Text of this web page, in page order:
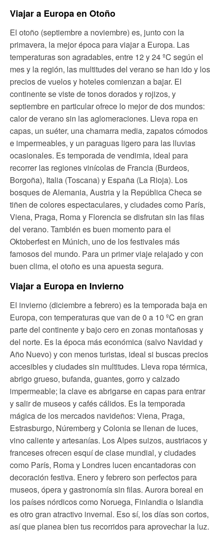
Viajar a Europa en Otoño
El otoño (septiembre a noviembre) es, junto con la
primavera, la mejor época para viajar a Europa. Las
temperaturas son agradables, entre 12 y 24 ºC según el
mes y la región, las multitudes del verano se han ido y los
precios de vuelos y hoteles comienzan a bajar. El
continente se viste de tonos dorados y rojizos, y
septiembre en particular ofrece lo mejor de dos mundos:
calor de verano sin las aglomeraciones. Lleva ropa en
capas, un suéter, una chamarra media, zapatos cómodos
e impermeables, y un paraguas ligero para las lluvias
ocasionales. Es temporada de vendimia, ideal para
recorrer las regiones vinícolas de Francia (Burdeos,
Borgoña), Italia (Toscana) y España (La Rioja). Los
bosques de Alemania, Austria y la República Checa se
tiñen de colores espectaculares, y ciudades como París,
Viena, Praga, Roma y Florencia se disfrutan sin las filas
del verano. También es buen momento para el
Oktoberfest en Múnich, uno de los festivales más
famosos del mundo. Para un primer viaje relajado y con
buen clima, el otoño es una apuesta segura.
Viajar a Europa en Invierno
El invierno (diciembre a febrero) es la temporada baja en
Europa, con temperaturas que van de 0 a 10 ºC en gran
parte del continente y bajo cero en zonas montañosas y
del norte. Es la época más económica (salvo Navidad y
Año Nuevo) y con menos turistas, ideal si buscas precios
accesibles y ciudades sin multitudes. Lleva ropa térmica,
abrigo grueso, bufanda, guantes, gorro y calzado
impermeable; la clave es abrigarse en capas para entrar
y salir de museos y cafés cálidos. Es la temporada
mágica de los mercados navideños: Viena, Praga,
Estrasburgo, Núremberg y Colonia se llenan de luces,
vino caliente y artesanías. Los Alpes suizos, austriacos y
franceses ofrecen esquí de clase mundial, y ciudades
como París, Roma y Londres lucen encantadoras con
decoración festiva. Enero y febrero son perfectos para
museos, ópera y gastronomía sin filas. Aurora boreal en
los países nórdicos como Noruega, Finlandia o Islandia
es otro gran atractivo invernal. Eso sí, los días son cortos,
así que planea bien tus recorridos para aprovechar la luz.